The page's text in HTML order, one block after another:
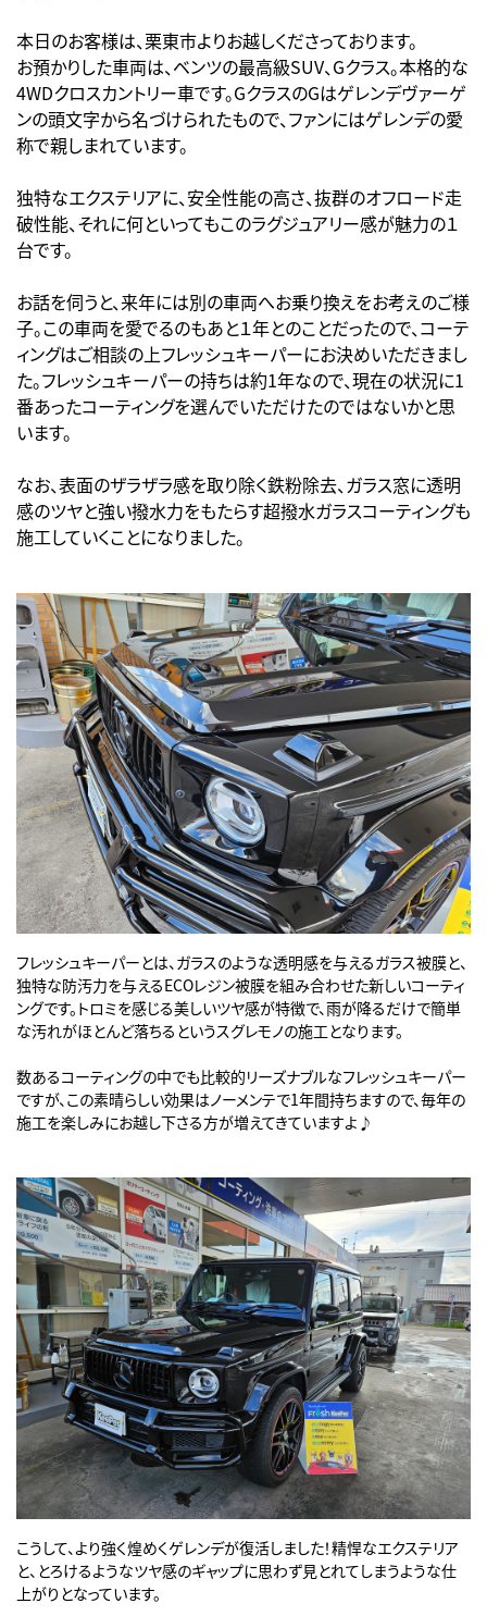
本日のお客様は、栗東市よりお越しくださっております。
お預かりした車両は、ベンツの最高級SUV、Gクラス。本格的な
4WDクロスカントリー車です。GクラスのGはゲレンデヴァーゲ
ンの頭文字から名づけられたもので、ファンにはゲレンデの愛
称で親しまれています。
独特なエクステリアに、安全性能の高さ、抜群のオフロード走
破性能、それに何といってもこのラグジュアリー感が魅力の１
台です。
お話を伺うと、来年には別の車両へお乗り換えをお考えのご様
子。この車両を愛でるのもあと１年とのことだったので、コーテ
ィングはご相談の上フレッシュキーパーにお決めいただきまし
た。フレッシュキーパーの持ちは約1年なので、現在の状況に1
番あったコーティングを選んでいただけたのではないかと思
います。
なお、表面のザラザラ感を取り除く鉄粉除去、ガラス窓に透明
感のツヤと強い撥水力をもたらす超撥水ガラスコーティングも
施工していくことになりました。
フレッシュキーパーとは、ガラスのような透明感を与えるガラス被膜と、
独特な防汚力を与えるECOレジン被膜を組み合わせた新しいコーティ
ングです。トロミを感じる美しいツヤ感が特徴で、雨が降るだけで簡単
な汚れがほとんど落ちるというスグレモノの施工となります。
数あるコーティングの中でも比較的リーズナブルなフレッシュキーパー
ですが、この素晴らしい効果はノーメンテで1年間持ちますので、毎年の
施工を楽しみにお越し下さる方が増えてきていますよ♪
こうして、より強く煌めくゲレンデが復活しました！精悍なエクステリア
と、とろけるようなツヤ感のギャップに思わず見とれてしまうような仕
上がりとなっています。